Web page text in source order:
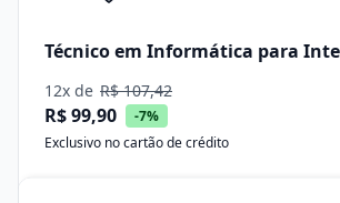
Técnico em Informática para
12x de R$ 107,42
R$ 99,90
-7%
Exclusivo no cartão de crédito